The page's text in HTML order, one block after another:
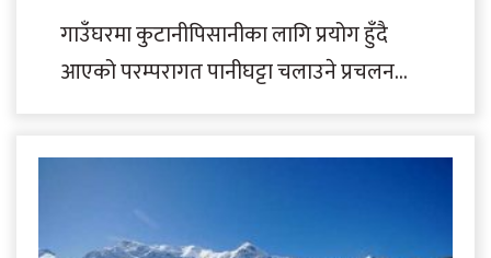
गाउँघरमा कुटानीपिसानीका लागि प्रयोग हुँदै
आएको परम्परागत पानीघट्टा चलाउने प्रचलन